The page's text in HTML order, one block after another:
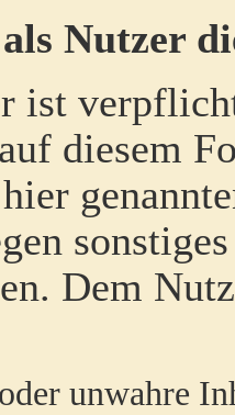
Nutzer
ist
diesem
Dem
unwahre